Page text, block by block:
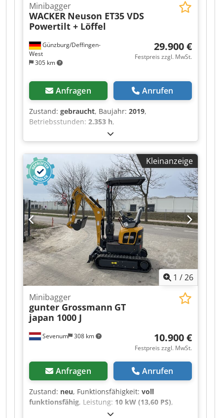
Günzburg/Deffingen-
West
305 km
Minibagger
WACKER Neuson ET35 VDS
Powertilt + Löffel
29.900 €
Festpreis zzgl. MwSt.
Anfragen Anrufen
Zustand: gebraucht, Baujahr: 2019,
Betriebsstunden: 2.353 h,
Gummikette,Gebrauchtfahrzeug Dksdpfjzrq Uyjx
Ahior Wagennr. 3405 Wacker Neuson ET 35
Minibagger, Baujahr: 2019, Betriebsstd. 2353,
Einsatzgewicht: 4043 kg, Yanmar 3-Zylinder-
Dieselmotor mit 13,2, 300 mm Gummiketten,
1.600 mm Schild, Hydraulikanschlüsse für
Anbaugeräte, Helac Powertilt hydraulischer
Schnellwechsler PTA-050, 1 x 800 mm Tieflöffel,
Bei Anfragen Bitte , Irrtümer und
Zwischenverkauf vorbehalten
Kleinanzeige
1 /26
Sevenum 308 km
Minibagger
gunter Grossmann GT
japan 1000 J
10.900 €
Festpreis zzgl. MwSt.
Anfragen Anrufen
Zustand: neu, Funktionsfähigkeit: voll
funktionsfähig, Leistung: 10 kW (13,60 PS),
Automatisch